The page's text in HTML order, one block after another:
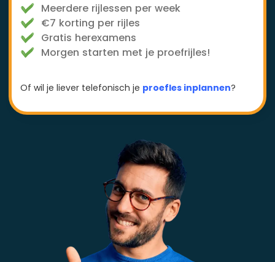
Meerdere rijlessen per week
€7 korting per rijles
Gratis herexamens
Morgen starten met je proefrijles!
Of wil je liever telefonisch je proefles inplannen?